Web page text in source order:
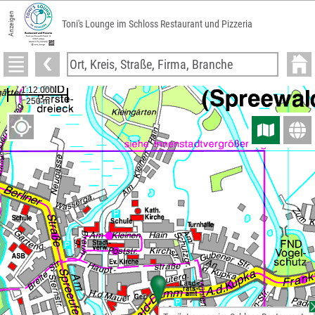
Anzeigen Toni's Lounge im Schloss Restaurant und Pizzeria